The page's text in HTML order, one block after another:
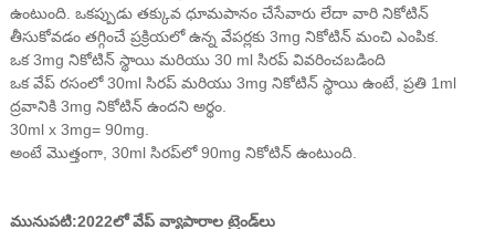
ఉంటుంది. ఒకప్పుడు తక్కువ ధూమపానం చేసేవారు లేదా వారి నికోటిన్
తీసుకోవడం తగ్గించే ప్రక్రియలో ఉన్న వేపర్లకు 3mg నికోటిన్ మంచి ఎంపిక.
ఒక 3mg నికోటిన్ స్థాయి మరియు 30 ml సిరప్ వివరించబడింది
ఒక వేప్ రసంలో 30ml సిరప్ మరియు 3mg నికోటిన్ స్థాయి ఉంటే, ప్రతి 1ml
ద్రవానికి 3mg నికోటిన్ ఉందని అర్థం.
30ml x 3mg= 90mg.
అంటే మొత్తంగా, 30ml సిరప్‌లో 90mg నికోటిన్ ఉంటుంది.
మునుపటి:2022లో వేప్ వ్యాపారాల ట్రెండ్‌లు